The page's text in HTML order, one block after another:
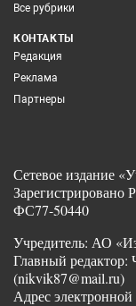
Все рубрики
КОНТАКТЫ
Редакция
Реклама
Партнеры
Сетевое издание
Зарегистрировано
ФС77-50440
Учредитель: АО
Главный
(nikvik87@mail.ru)
Адрес